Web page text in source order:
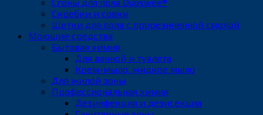
Скребки и совки
Щетки для пола с прорезиненной смолой
Моющие средства
Бытовая химия
Для ванной и туалета
Крем-мыло, жидкое мыло
Для жилой зоны
Профессиональная химия
Дезинфекция и дезисекция